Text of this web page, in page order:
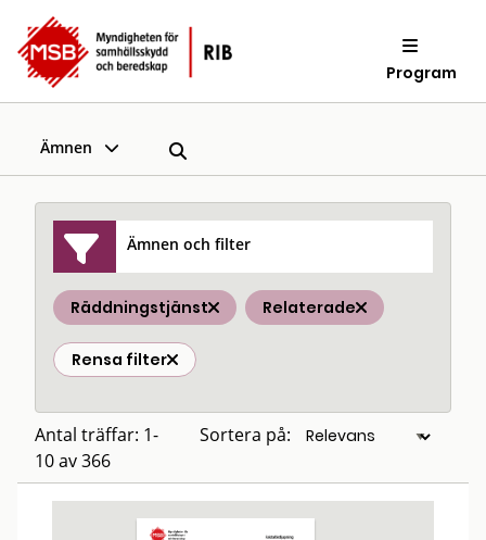
Program
Ämnen
Ämnen och filter
Räddningstjänst Relaterade
Rensa filter
Antal träffar: 1-
10 av 366
Sortera på: